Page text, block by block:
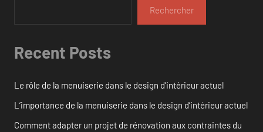
Rechercher
Recent Posts
Le rôle de la menuiserie dans le design d’intérieur actuel
L’importance de la menuiserie dans le design d’intérieur actuel
Comment adapter un projet de rénovation aux contraintes du